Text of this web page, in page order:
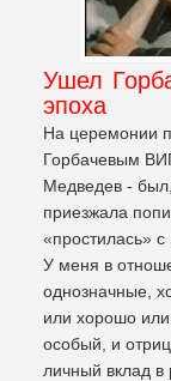
Ушел
эпоха
На церемонии
Горбачевым
Медведев -
приезжала
«простилась»
У меня в
однозначные,
или хорошо или
особый, и
личный вклад